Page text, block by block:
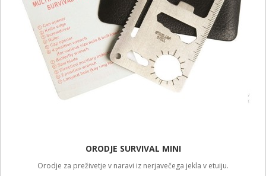
ORODJE SURVIVAL MINI
Orodje za preživetje v naravi iz nerjavečega jekla v etuiju.